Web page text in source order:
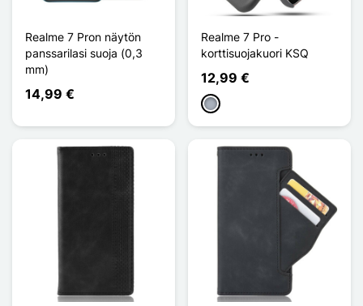
Realme 7 Pron näytön
panssarilasi suoja (0,3
mm)
14,99 €
Realme 7 Pro -
korttisuojakuori KSQ
12,99 €
Harmaa